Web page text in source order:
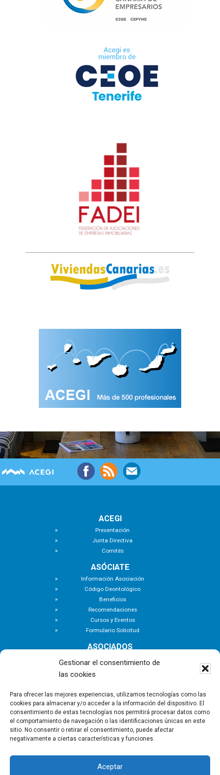
Gestionar el consentimiento de
las cookies
Para ofrecer las mejores experiencias, utilizamos tecnologías como las
cookies para almacenar y/o acceder a la información del dispositivo. El
consentimiento de estas tecnologías nos permitirá procesar datos como
el comportamiento de navegación o las identificaciones únicas en este
sitio. No consentir o retirar el consentimiento, puede afectar
negativamente a ciertas características y funciones.
Aceptar
ACEGI
Presentación
Junta Directiva
Comités
ASÓCIATE
Información Asociación
Código Deontológico
Beneficios
Recomendaciones
Cursos y Eventos
Formulario Solicitud
ASOCIADOS
Zona Privada
ACTUALIDAD
Notas de Prensa
Noticias
Nuevas Incorporaciones
CONTACTO